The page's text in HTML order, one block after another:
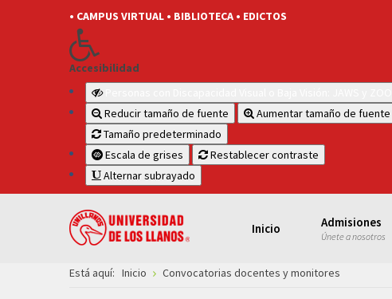
• CAMPUS VIRTUAL • BIBLIOTECA • EDICTOS
Accesibilidad
Reducir tamaño de fuente
Aumentar tamaño de fuente
Tamaño predeterminado
Escala de grises
Restablecer contraste
Alternar subrayado
Inicio Admisiones
Únete a nosotros
Está aquí: Inicio Convocatorias docentes y monitores